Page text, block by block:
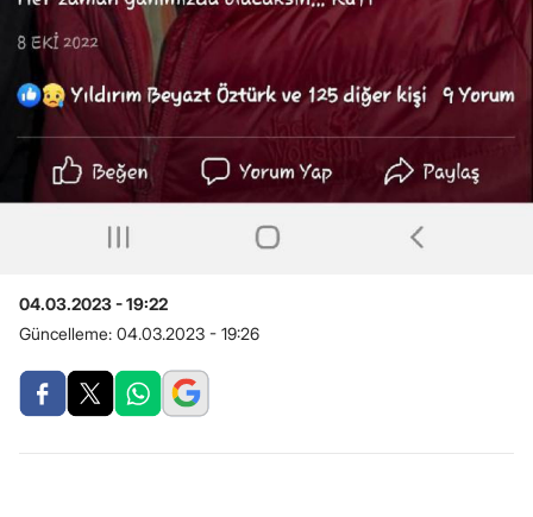
04.03.2023 - 19:22
Güncelleme: 04.03.2023 - 19:26